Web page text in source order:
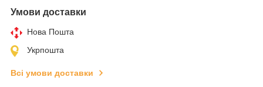
Умови доставки
Нова Пошта
Укрпошта
Всі умови доставки